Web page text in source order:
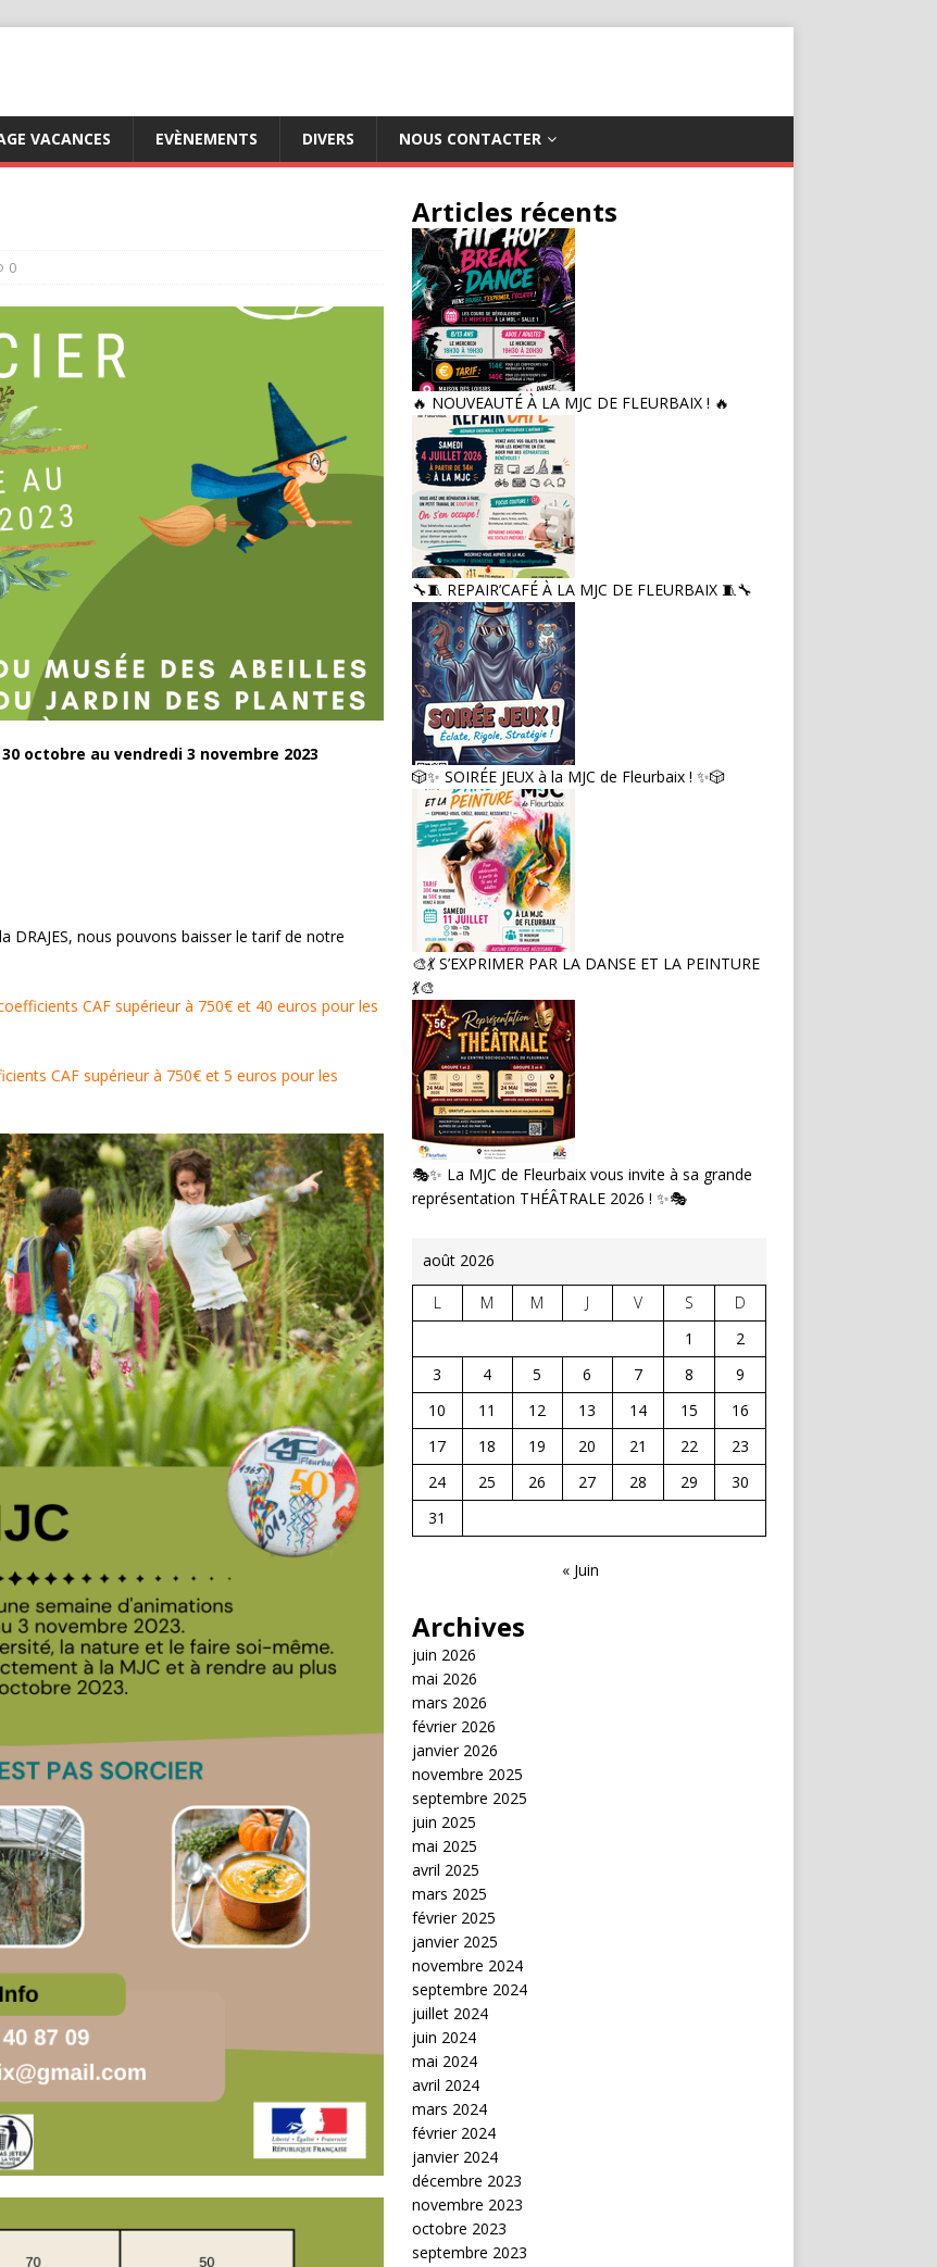
VACANCES EVÈNEMENTS DIVERS NOUS CONTACTER
0
octobre au vendredi 3 novembre 2023
DRAJES, nous pouvons baisser le tarif de notre
CAF supérieur à 750€ et 40 euros pour les
CAF supérieur à 750€ et 5 euros pour les
Articles récents
🔥 NOUVEAUTÉ À LA MJC DE FLEURBAIX ! 🔥
🔧🧵 REPAIR’CAFÉ À LA MJC DE FLEURBAIX 🧵🔧
🎲✨ SOIRÉE JEUX à la MJC de Fleurbaix ! ✨🎲
🎨💃 S’EXPRIMER PAR LA DANSE ET LA PEINTURE
💃🎨
🎭✨ La MJC de Fleurbaix vous invite à sa grande
représentation THÉÂTRALE 2026 ! ✨🎭
août 2026
L M M J V S
D
1
2
3
4 5 6 7 8
9
10
11 12 13 14 15
16
17
18 19 20 21 22
23
24
25 26 27 28 29
30
31
« Juin
Archives
juin 2026
mai 2026
mars 2026
février 2026
janvier 2026
novembre 2025
septembre 2025
juin 2025
mai 2025
avril 2025
mars 2025
février 2025
janvier 2025
novembre 2024
septembre 2024
juillet 2024
juin 2024
mai 2024
avril 2024
mars 2024
février 2024
janvier 2024
décembre 2023
novembre 2023
octobre 2023
septembre 2023